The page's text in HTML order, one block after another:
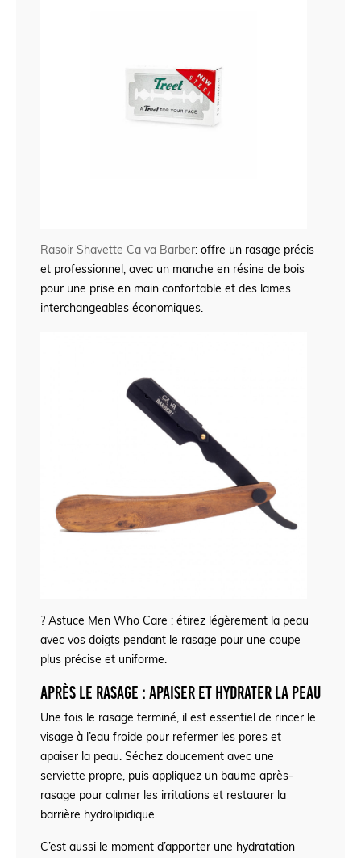
Rasoir Shavette Ca va Barber: offre un rasage précis
et professionnel, avec un manche en résine de bois
pour une prise en main confortable et des lames
interchangeables économiques.
? Astuce Men Who Care : étirez légèrement la peau
avec vos doigts pendant le rasage pour une coupe
plus précise et uniforme.
Après le rasage : apaiser et hydrater la peau
Une fois le rasage terminé, il est essentiel de rincer le
visage à l’eau froide pour refermer les pores et
apaiser la peau. Séchez doucement avec une
serviette propre, puis appliquez un baume après-
rasage pour calmer les irritations et restaurer la
barrière hydrolipidique.
C’est aussi le moment d’apporter une hydratation